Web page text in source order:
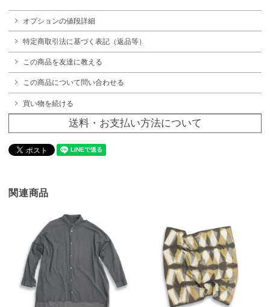
オプションの値段詳細
特定商取引法に基づく表記（返品等）
この商品を友達に教える
この商品について問い合わせる
買い物を続ける
送料・お支払い方法について
関連商品